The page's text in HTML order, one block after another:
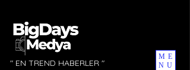
ME
NU
" EN TREND HABERLER "